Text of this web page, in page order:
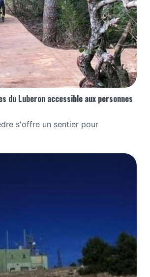
du Luberon accessible aux personnes
s'offre un sentier pour